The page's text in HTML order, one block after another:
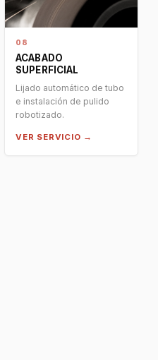
08
ACABADO
SUPERFICIAL
Lijado automático de tubo
e instalación de pulido
robotizado.
VER SERVICIO →